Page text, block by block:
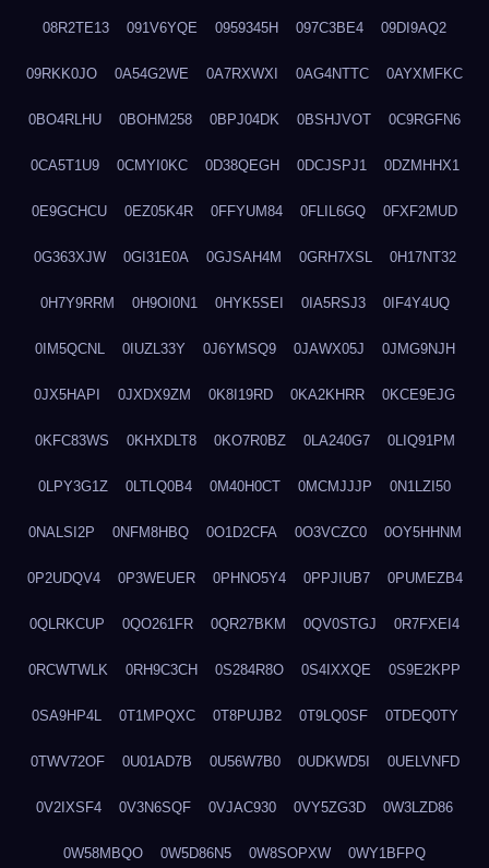
08R2TE13 091V6YQE 0959345H 097C3BE4 09DI9AQ2
09RKK0JO 0A54G2WE 0A7RXWXI 0AG4NTTC 0AYXMFKC
0BO4RLHU 0BOHM258 0BPJ04DK 0BSHJVOT 0C9RGFN6
0CA5T1U9 0CMYI0KC 0D38QEGH 0DCJSPJ1 0DZMHHX1
0E9GCHCU 0EZ05K4R 0FFYUM84 0FLIL6GQ 0FXF2MUD
0G363XJW 0GI31E0A 0GJSAH4M 0GRH7XSL 0H17NT32
0H7Y9RRM 0H9OI0N1 0HYK5SEI 0IA5RSJ3 0IF4Y4UQ
0IM5QCNL 0IUZL33Y 0J6YMSQ9 0JAWX05J 0JMG9NJH
0JX5HAPI 0JXDX9ZM 0K8I19RD 0KA2KHRR 0KCE9EJG
0KFC83WS 0KHXDLT8 0KO7R0BZ 0LA240G7 0LIQ91PM
0LPY3G1Z 0LTLQ0B4 0M40H0CT 0MCMJJJP 0N1LZI50
0NALSI2P 0NFM8HBQ 0O1D2CFA 0O3VCZC0 0OY5HHNM
0P2UDQV4 0P3WEUER 0PHNO5Y4 0PPJIUB7 0PUMEZB4
0QLRKCUP 0QO261FR 0QR27BKM 0QV0STGJ 0R7FXEI4
0RCWTWLK 0RH9C3CH 0S284R8O 0S4IXXQE 0S9E2KPP
0SA9HP4L 0T1MPQXC 0T8PUJB2 0T9LQ0SF 0TDEQ0TY
0TWV72OF 0U01AD7B 0U56W7B0 0UDKWD5I 0UELVNFD
0V2IXSF4 0V3N6SQF 0VJAC930 0VY5ZG3D 0W3LZD86
0W58MBQO 0W5D86N5 0W8SOPXW 0WY1BFPQ